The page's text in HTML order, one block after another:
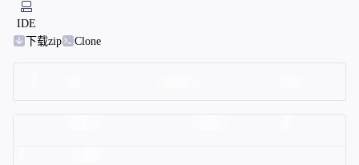
IDE
下载zip
Clone